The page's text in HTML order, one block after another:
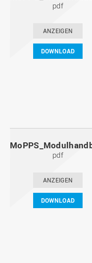
pdf
ANZEIGEN
DOWNLOAD
pdf
ANZEIGEN
DOWNLOAD